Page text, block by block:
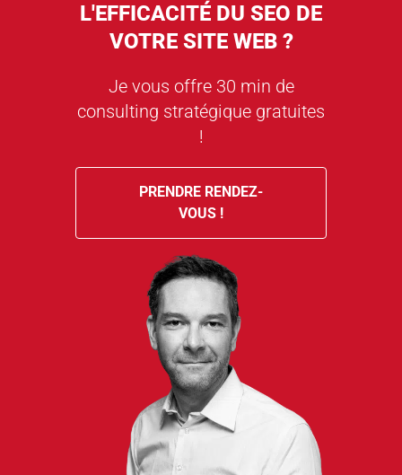
L'EFFICACITÉ DU SEO DE
VOTRE SITE WEB ?
Je vous offre 30 min de
consulting stratégique gratuites
!
PRENDRE RENDEZ-
VOUS !